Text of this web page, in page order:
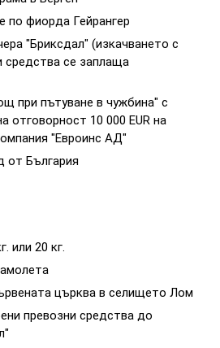
по фиорда Гейрангер
"Бриксдал" (изкачването с
средства се заплаща
при пътуване в чужбина" с
отговорност 10 000 EUR на
"Евроинс АД"
от България
или 20 кг.
църква в селището Лом
превозни средства до